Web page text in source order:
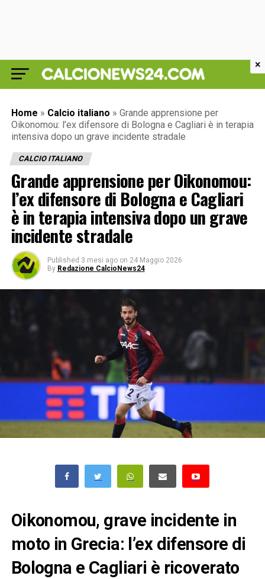
Home » Calcio italiano » Grande apprensione per
Oikonomou: l’ex difensore di Bologna e Cagliari è in terapia
intensiva dopo un grave incidente stradale
CALCIO ITALIANO
Grande apprensione per Oikonomou:
l’ex difensore di Bologna e Cagliari
è in terapia intensiva dopo un grave
incidente stradale
Published 3 mesi ago on 24 Maggio 2026
By Redazione CalcioNews24
Oikonomou, grave incidente in
moto in Grecia: l’ex difensore di
Bologna e Cagliari è ricoverato
×